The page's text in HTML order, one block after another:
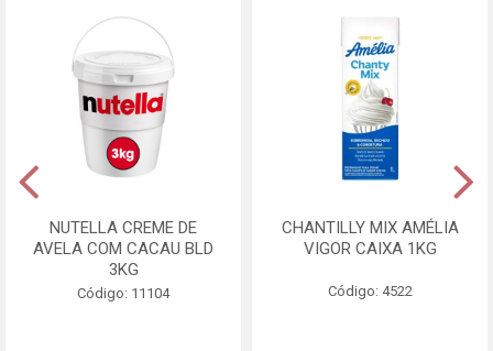
NUTELLA CREME DE
AVELA COM CACAU BLD
3KG
Código: 11104
CHANTILLY MIX AMÉLIA
VIGOR CAIXA 1KG
Código: 4522